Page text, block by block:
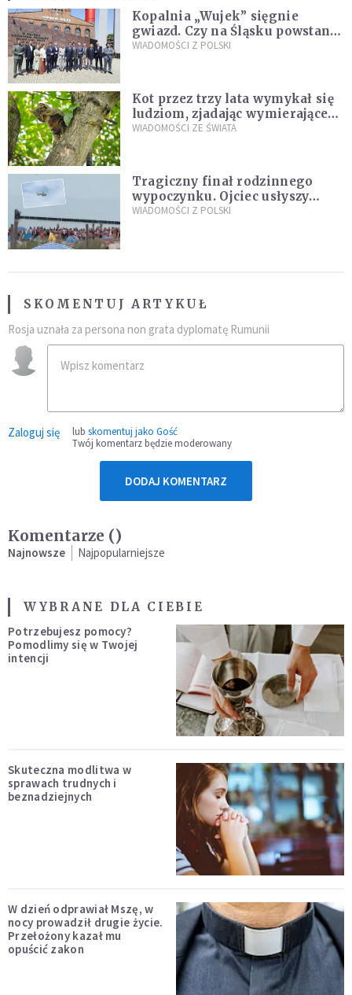
Kopalnia „Wujek” sięgnie
gwiazd. Czy na Śląsku powstanie
„Dolina Krzemowa”?
WIADOMOŚCI Z POLSKI
Kot przez trzy lata wymykał się
ludziom, zjadając wymierające
kaczki. W końcu popełnił
WIADOMOŚCI ZE ŚWIATA
Tragiczny finał rodzinnego
wypoczynku. Ojciec usłyszy
zarzuty
WIADOMOŚCI Z POLSKI
SKOMENTUJ ARTYKUŁ
Rosja uznała za persona non grata dyplomatę Rumunii
Zaloguj się lub skomentuj jako Gość
Twój komentarz będzie moderowany
DODAJ KOMENTARZ
Komentarze ()
Najnowsze Najpopularniejsze
WYBRANE DLA CIEBIE
Potrzebujesz pomocy?
Pomodlimy się w Twojej
intencji
Skuteczna modlitwa w
sprawach trudnych i
beznadziejnych
W dzień odprawiał Mszę, w
nocy prowadził drugie życie.
Przełożony kazał mu
opuścić zakon